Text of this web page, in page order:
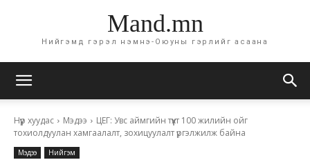
Mand.mn
Нийгэмд гэрэл нэмнэ-Оюуны гэрлийг асаана
Нүүр хуудас Мэдээ
ЦЕГ: Увс аймгийн түүхт 100 жилийн ойг
тохиолдуулан хамгаалалт, зохицуулалт үргэлжилж байна
Мэдээ Нийгэм